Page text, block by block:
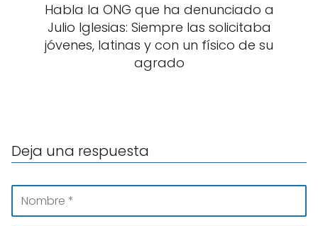
Habla la ONG que ha denunciado a
Julio Iglesias: Siempre las solicitaba
jóvenes, latinas y con un físico de su
agrado
Deja una respuesta